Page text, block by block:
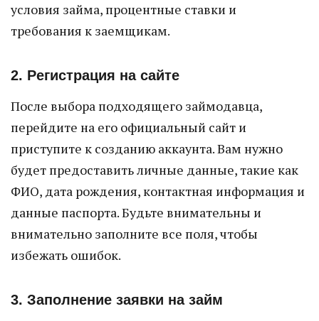
условия займа, процентные ставки и
требования к заемщикам.
2. Регистрация на сайте
После выбора подходящего займодавца,
перейдите на его официальный сайт и
приступите к созданию аккаунта. Вам нужно
будет предоставить личные данные, такие как
ФИО, дата рождения, контактная информация и
данные паспорта. Будьте внимательны и
внимательно заполните все поля, чтобы
избежать ошибок.
3. Заполнение заявки на займ